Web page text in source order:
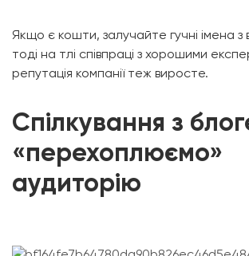
Якщо є кошти, залучайте гучні імена
тоді на тлі співпраці з хорошими
репутація компанії теж виросте.
Спілкування з
«перехоплюємо»
аудиторію